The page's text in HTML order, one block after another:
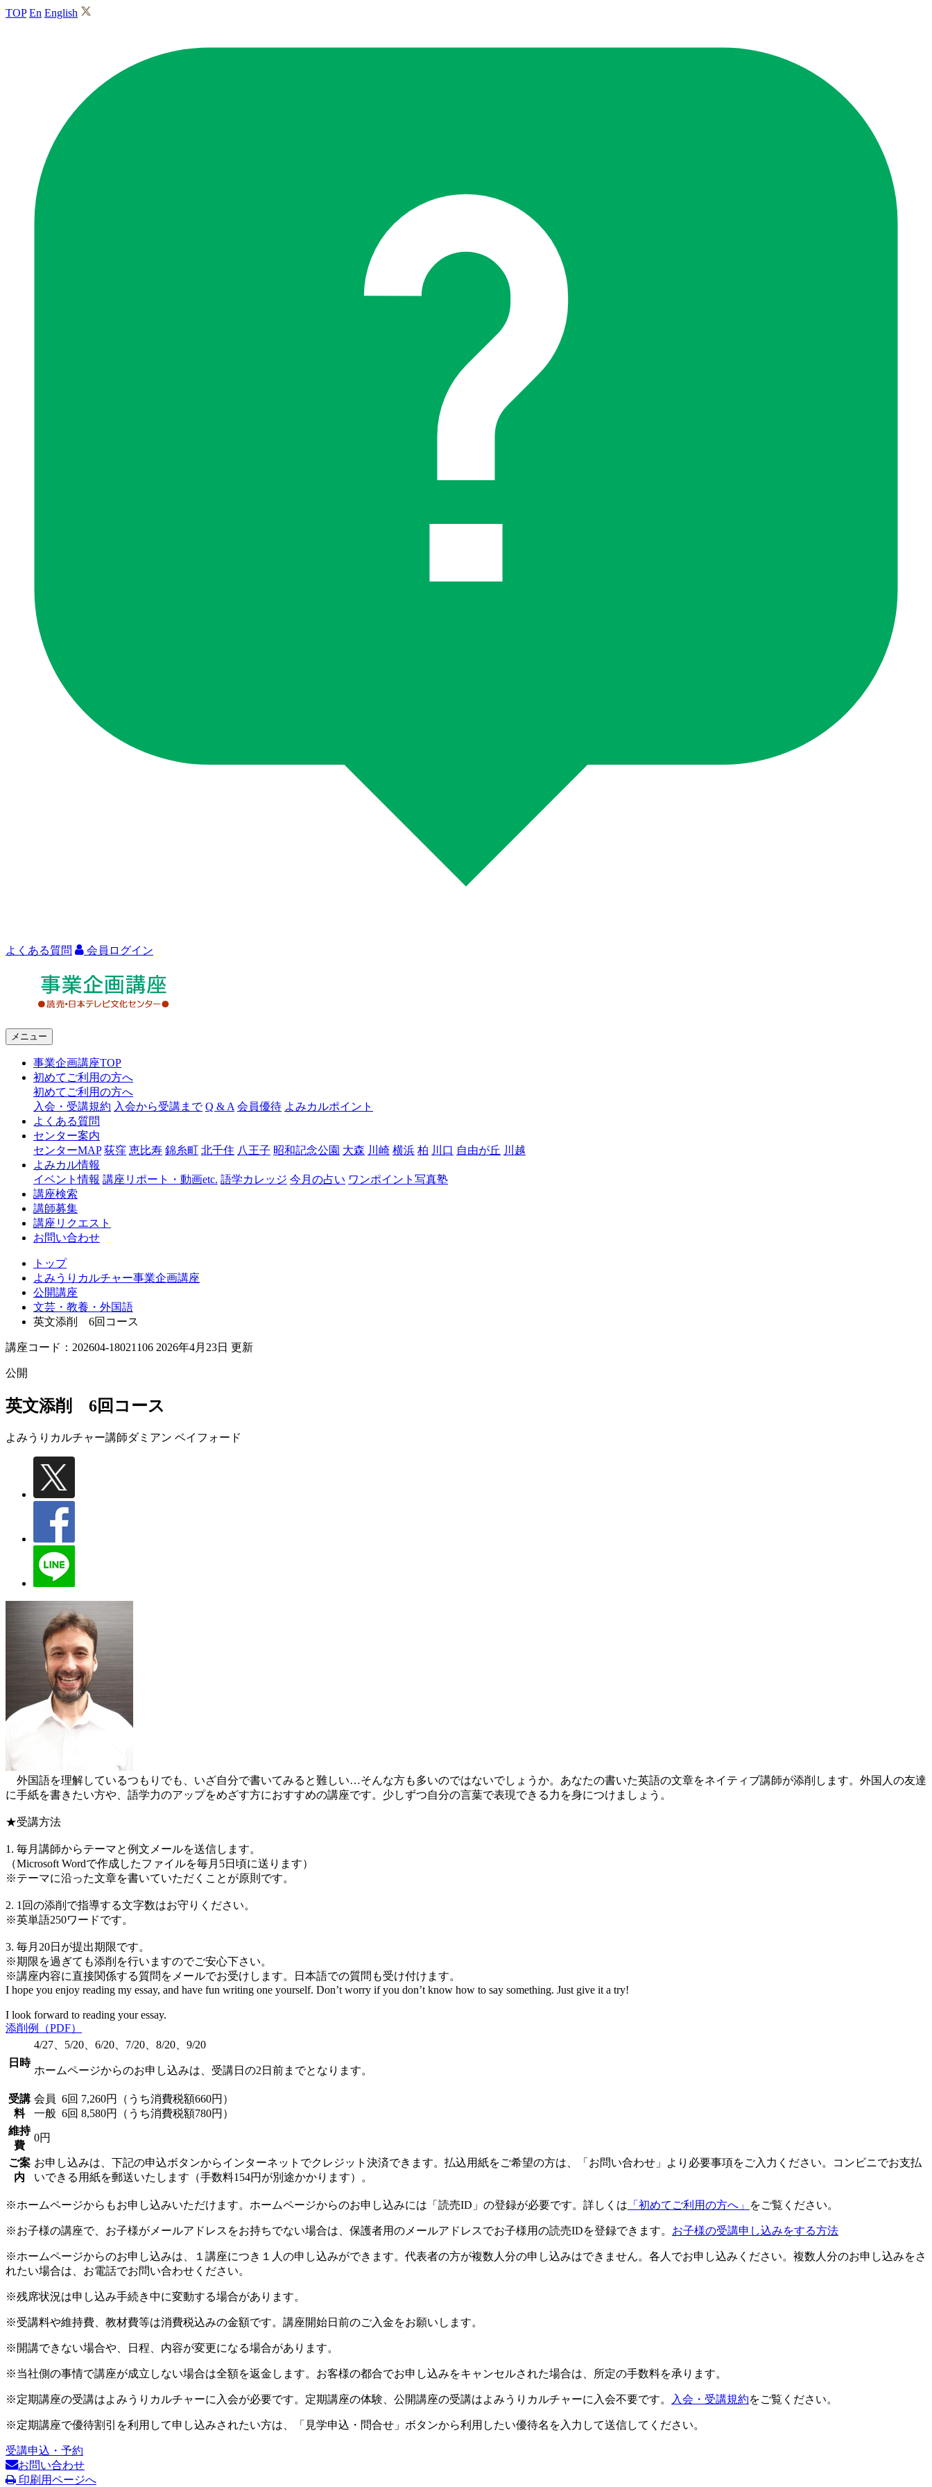
TOP En English
よくある質問 会員ログイン
チ
ー
事
メニュー
事業企画講座TOP
初めてご利用の方へ
初めてご利用の方へ
入会・受講規約 入会から受講まで Q & A 会員優待 よみカルポイント
よくある質問
センター案内
センターMAP 荻窪 恵比寿 錦糸町 北千住 八王子 昭和記念公園 大森 川崎 横浜 柏 川口 自由が丘 川越
よみカル情報
イベント情報 講座リポート・動画etc. 語学カレッジ 今月の占い ワンポイント写真塾
講座検索
講師募集
講座リクエスト
お問い合わせ
トップ
よみうりカルチャー事業企画講座
公開講座
文芸・教養・外国語
英文添削 6回コース
講座コード：202604-18021106 2026年4月23日 更新
公開
英文添削 6回コース
よみうりカルチャー講師ダミアン ベイフォード
外国語を理解しているつもりでも、いざ自分で書いてみると難しい…そんな方も多いのではないでしょうか。あなたの書いた英語の文章をネイティブ講師が添削します。外国人の友達
に手紙を書きたい方や、語学力のアップをめざす方におすすめの講座です。少しずつ自分の言葉で表現できる力を身につけましょう。
★受講方法
1. 毎月講師からテーマと例文メールを送信します。
（Microsoft Wordで作成したファイルを毎月5日頃に送ります）
※テーマに沿った文章を書いていただくことが原則です。
2. 1回の添削で指導する文字数はお守りください。
※英単語250ワードです。
3. 毎月20日が提出期限です。
※期限を過ぎても添削を行いますのでご安心下さい。
※講座内容に直接関係する質問をメールでお受けします。日本語での質問も受け付けます。
I hope you enjoy reading my essay, and have fun writing one yourself. Don’t worry if you don’t know how to say something. Just give it a try!
I look forward to reading your essay.
添削例（PDF）
日時
4/27、5/20、6/20、7/20、8/20、9/20
ホームページからのお申し込みは、受講日の2日前までとなります。
受講
料
会員 6回 7,260円（うち消費税額660円）
一般 6回 8,580円（うち消費税額780円）
維持
費
0円
ご案
内
お申し込みは、下記の申込ボタンからインターネットでクレジット決済できます。払込用紙をご希望の方は、「お問い合わせ」より必要事項をご入力ください。コンビニでお支払
いできる用紙を郵送いたします（手数料154円が別途かかります）。
※ホームページからもお申し込みいただけます。ホームページからのお申し込みには「読売ID」の登録が必要です。詳しくは 「初めてご利用の方へ」 をご覧ください。
※お子様の講座で、お子様がメールアドレスをお持ちでない場合は、保護者用のメールアドレスでお子様用の読売IDを登録できます。 お子様の受講申し込みをする方法
※ホームページからのお申し込みは、１講座につき１人の申し込みができます。代表者の方が複数人分の申し込みはできません。各人でお申し込みください。複数人分のお申し込みをさ
れたい場合は、お電話でお問い合わせください。
※残席状況は申し込み手続き中に変動する場合があります。
※受講料や維持費、教材費等は消費税込みの金額です。講座開始日前のご入金をお願いします。
※開講できない場合や、日程、内容が変更になる場合があります。
※当社側の事情で講座が成立しない場合は全額を返金します。お客様の都合でお申し込みをキャンセルされた場合は、所定の手数料を承ります。
※定期講座の受講はよみうりカルチャーに入会が必要です。定期講座の体験、公開講座の受講はよみうりカルチャーに入会不要です。 入会・受講規約をご覧ください。
※定期講座で優待割引を利用して申し込みされたい方は、「見学申込・問合せ」ボタンから利用したい優待名を入力して送信してください。
受講申込・予約
お問い合わせ
印刷用ページへ